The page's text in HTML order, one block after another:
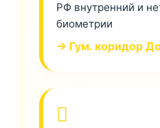
РФ внутренний и
биометрии
→ Гум. коридор